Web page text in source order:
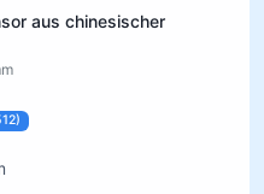
aus chinesischer